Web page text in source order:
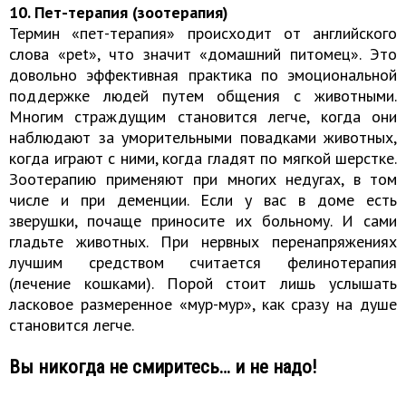
10. Пет-терапия (зоотерапия)
Термин «пет-терапия» происходит от английского
слова «pet», что значит «домашний питомец». Это
довольно эффективная практика по эмоциональной
поддержке людей путем общения с животными.
Многим страждущим становится легче, когда они
наблюдают за уморительными повадками животных,
когда играют с ними, когда гладят по мягкой шерстке.
Зоотерапию применяют при многих недугах, в том
числе и при деменции. Если у вас в доме есть
зверушки, почаще приносите их больному. И сами
гладьте животных. При нервных перенапряжениях
лучшим средством считается фелинотерапия
(лечение кошками). Порой стоит лишь услышать
ласковое размеренное «мур-мур», как сразу на душе
становится легче.
Вы никогда не смиритесь… и не надо!